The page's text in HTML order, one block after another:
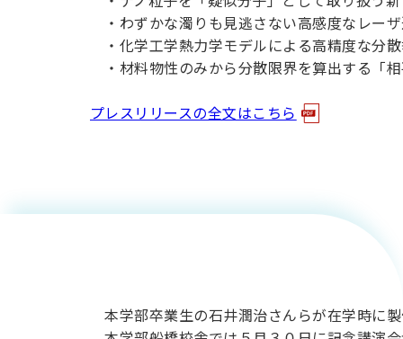
・わずかな濁りも見逃さない高感度なレー
・化学工学熱力学モデルによる高精度な分
・材料物性のみから分散限界を算出する「
プレスリリースの全文はこちら
機「スト
ーク」
宙技術遺
本学部卒業生の石井潤治さんらが在学時に
【日経電
子版2026
付（会員